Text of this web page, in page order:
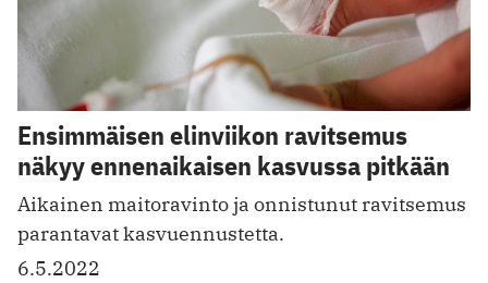
Ensimmäisen elinviikon ravitsemus
näkyy ennenaikaisen kasvussa pitkään
Aikainen maitoravinto ja onnistunut ravitsemus
parantavat kasvuennustetta.
6.5.2022